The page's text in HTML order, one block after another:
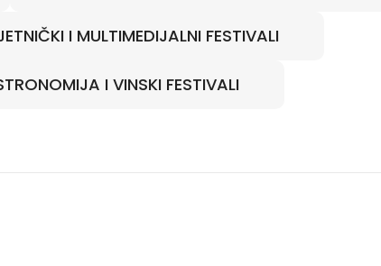
I MULTIMEDIJALNI FESTIVALI
I VINSKI FESTIVALI